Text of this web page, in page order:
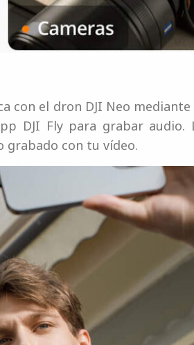
el dron DJI Neo mediante
DJI Fly para grabar audio.
grabado con tu vídeo.